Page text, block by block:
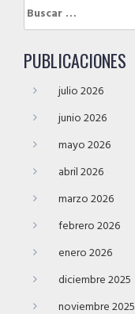
Buscar:
PUBLICACIONES
julio 2026
junio 2026
mayo 2026
abril 2026
marzo 2026
febrero 2026
enero 2026
diciembre 2025
noviembre 2025